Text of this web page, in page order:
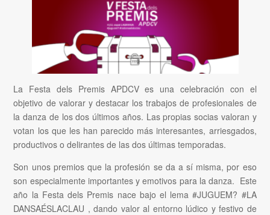
La Festa dels Premis APDCV es una celebración con el
objetivo de valorar y destacar los trabajos de profesionales de
la danza de los dos últimos años. Las propias socias valoran y
votan los que les han parecido más interesantes, arriesgados,
productivos o delirantes de las dos últimas temporadas.
Son unos premios que la profesión se da a sí misma, por eso
son especialmente importantes y emotivos para la danza. Este
año la Festa dels Premis nace bajo el lema #JUGUEM? #LA
DANSAÉSLACLAU , dando valor al entorno lúdico y festivo de